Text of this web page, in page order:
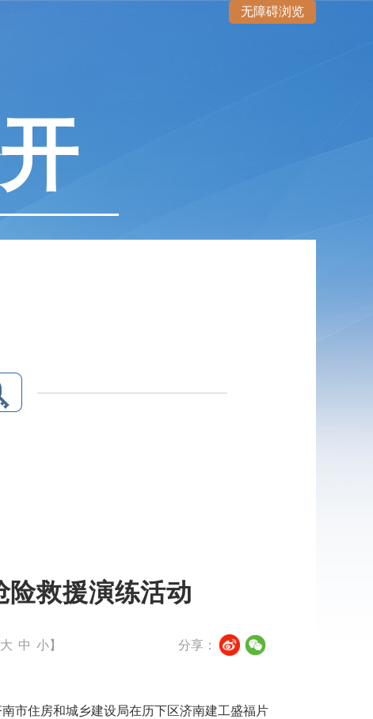
无障碍浏览
险救援演练活动
大 中 小】 分享：
市住房和城乡建设局在历下区济南建工盛福片